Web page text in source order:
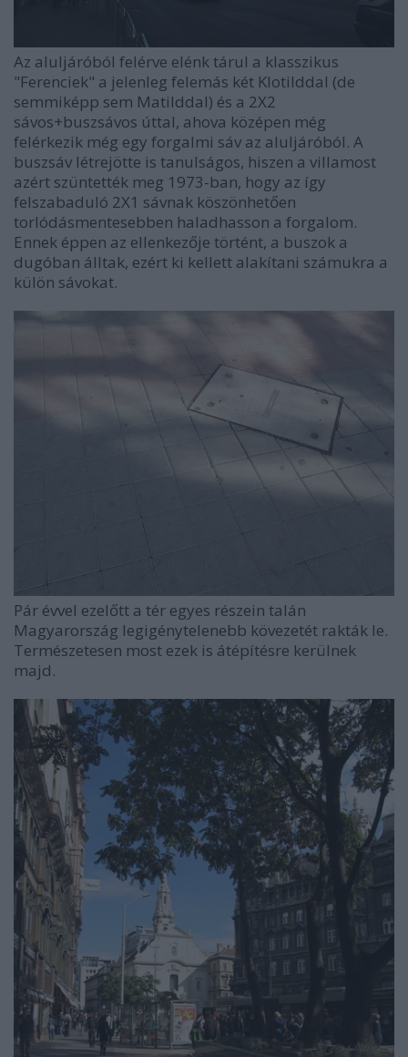
Az aluljáróból felérve elénk tárul a klasszikus
"Ferenciek" a jelenleg felemás két Klotilddal (de
semmiképp sem Matilddal) és a 2X2
sávos+buszsávos úttal, ahova középen még
felérkezik még egy forgalmi sáv az aluljáróból. A
buszsáv létrejötte is tanulságos, hiszen a villamost
azért szüntették meg 1973-ban, hogy az így
felszabaduló 2X1 sávnak köszönhetően
torlódásmentesebben haladhasson a forgalom.
Ennek éppen az ellenkezője történt, a buszok a
dugóban álltak, ezért ki kellett alakítani számukra a
külön sávokat.
Pár évvel ezelőtt a tér egyes részein talán
Magyarország legigénytelenebb kövezetét rakták le.
Természetesen most ezek is átépítésre kerülnek
majd.